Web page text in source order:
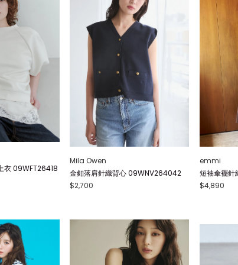
衣 09WFT26418
Mila Owen
金釦落肩針織背心 09WNV264042
$2,700
emmi
短袖傘襬針
$4,890